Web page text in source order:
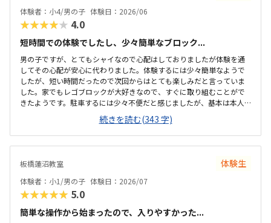
体験者：小4/男の子 体験日：2026/06
★★★★★ 4.0
短時間での体験でしたし、少々簡単なブロック...
男の子ですが、とてもシャイなので心配はしておりましたが体験を通
してその心配が安心に代わりました。体験するには少々簡単なようで
したが、短い時間だったので次回からはとても楽しみだと言っていま
した。家でもレゴブロックが大好きなので、すぐに取り組むことがで
きたようです。駐車するには少々不便だと感じましたが、基本は本人
の送迎だけになるので問題ないと感じましたし、駅ちかでなくても車
なので問題ないです落ち着いた雰囲気でしたが、作業スペースが子供
の人数には狭いのではないかと思いました。せめて1か月3回 もしく
は90分ではなく120分だといいかなと、プログラミング教室は週1回の
ので、これから良い点が増えてくるのではないかと思います。
続きを読む(343 字)
板橋蓮沼教室 体験生
体験者：小1/男の子 体験日：2026/07
★★★★★ 5.0
簡単な操作から始まったので、入りやすかった...